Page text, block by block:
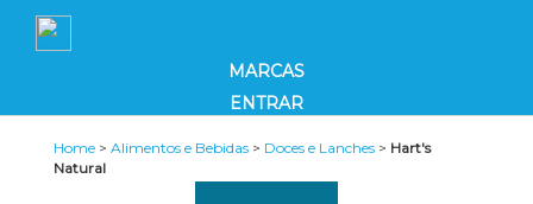
MARCAS
ENTRAR
Home > Alimentos e Bebidas > Doces e Lanches > Hart's
Natural